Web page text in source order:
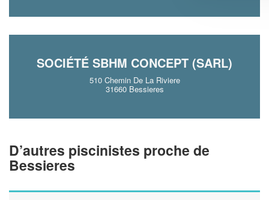
SOCIÉTÉ SBHM CONCEPT (SARL)
510 Chemin De La Riviere
31660 Bessieres
D’autres piscinistes proche de
Bessieres